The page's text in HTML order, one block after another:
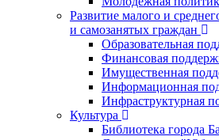
Развитие малого и
и самозанятых граждан
Образовательная
Финансовая
Имущественная
Информационная
Инфраструктурная
Культура
Библиотека города